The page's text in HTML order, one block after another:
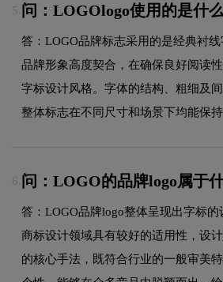
5. 问：LOGOlogo使用的是什
答：LOGO品牌标志采用的是经典衬
品牌形象高度契合，在确保良好阅读
字标设计风格。字体的结构、粗细及
整体标志在不同尺寸和场景下均能保
6. 问：LOGO的品牌logo属于
答：LOGO品牌logo整体呈现出字标
商标设计领域具有较好的适用性，设
的核心手法，既符合行业的一般审美